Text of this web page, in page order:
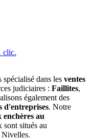
dans les ventes
judiciaires : Faillites,
également des
d'entreprises. Notre
enchères au
sont situés au
Nivelles.